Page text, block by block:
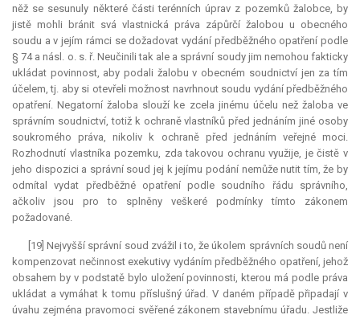
něž se sesunuly některé části terénních úprav z pozemků žalobce, by
jistě mohli bránit svá vlastnická práva zápůrčí žalobou u obecného
soudu a v jejím rámci se dožadovat vydání předběžného opatření podle
§ 74 a násl. o. s. ř. Neučinili tak ale a správní soudy jim nemohou fakticky
ukládat povinnost, aby podali žalobu v obecném soudnictví jen za tím
účelem, tj. aby si otevřeli možnost navrhnout soudu vydání předběžného
opatření. Negatorní žaloba slouží ke zcela jinému účelu než žaloba ve
správním soudnictví, totiž k ochraně vlastníků před jednáním jiné osoby
soukromého práva, nikoliv k ochraně před jednáním veřejné moci.
Rozhodnutí vlastníka pozemku, zda takovou ochranu využije, je čistě v
jeho dispozici a správní soud jej k jejímu podání nemůže nutit tím, že by
odmítal vydat předběžné opatření podle soudního řádu správního,
ačkoliv jsou pro to splněny veškeré podmínky tímto zákonem
požadované.
[19] Nejvyšší správní soud zvážil i to, že úkolem správních soudů není
kompenzovat nečinnost exekutivy vydáním předběžného opatření, jehož
obsahem by v podstatě bylo uložení povinnosti, kterou má podle práva
ukládat a vymáhat k tomu příslušný úřad. V daném případě připadají v
úvahu zejména pravomoci svěřené zákonem stavebnímu úřadu. Jestliže